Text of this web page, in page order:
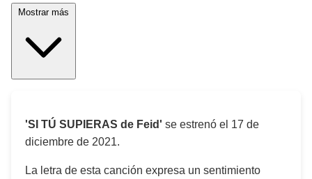
'SI TÚ SUPIERAS de Feid' se estrenó el 17 de
diciembre de 2021.
La letra de esta canción expresa un sentimiento